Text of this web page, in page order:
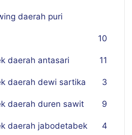
daerah puri
10
daerah antasari 11
daerah dewi sartika 3
daerah duren sawit 9
daerah jabodetabek 4